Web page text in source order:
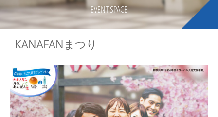
EVENT SPACE
KANAFANまつり